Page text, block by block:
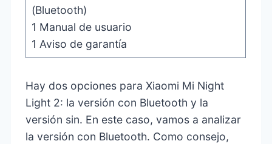
(Bluetooth)
1 Manual de usuario
1 Aviso de garantía
Hay dos opciones para Xiaomi Mi Night
Light 2: la versión con Bluetooth y la
versión sin. En este caso, vamos a analizar
la versión con Bluetooth. Como consejo,